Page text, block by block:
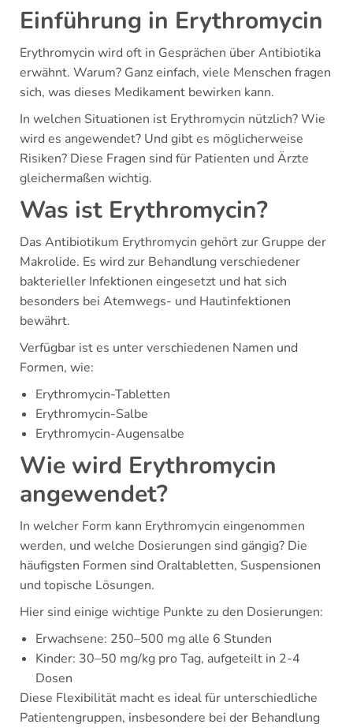
Einführung in Erythromycin
Erythromycin wird oft in Gesprächen über Antibiotika
erwähnt. Warum? Ganz einfach, viele Menschen fragen
sich, was dieses Medikament bewirken kann.
In welchen Situationen ist Erythromycin nützlich? Wie
wird es angewendet? Und gibt es möglicherweise
Risiken? Diese Fragen sind für Patienten und Ärzte
gleichermaßen wichtig.
Was ist Erythromycin?
Das Antibiotikum Erythromycin gehört zur Gruppe der
Makrolide. Es wird zur Behandlung verschiedener
bakterieller Infektionen eingesetzt und hat sich
besonders bei Atemwegs- und Hautinfektionen
bewährt.
Verfügbar ist es unter verschiedenen Namen und
Formen, wie:
Erythromycin-Tabletten
Erythromycin-Salbe
Erythromycin-Augensalbe
Wie wird Erythromycin
angewendet?
In welcher Form kann Erythromycin eingenommen
werden, und welche Dosierungen sind gängig? Die
häufigsten Formen sind Oraltabletten, Suspensionen
und topische Lösungen.
Hier sind einige wichtige Punkte zu den Dosierungen:
Erwachsene: 250–500 mg alle 6 Stunden
Kinder: 30–50 mg/kg pro Tag, aufgeteilt in 2-4
Dosen
Diese Flexibilität macht es ideal für unterschiedliche
Patientengruppen, insbesondere bei der Behandlung